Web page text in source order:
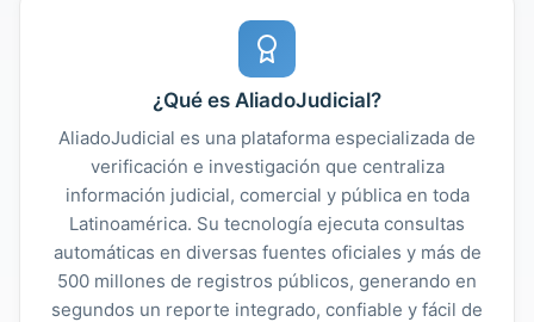
¿Qué es AliadoJudicial?
AliadoJudicial es una plataforma especializada de
verificación e investigación que centraliza
información judicial, comercial y pública en toda
Latinoamérica. Su tecnología ejecuta consultas
automáticas en diversas fuentes oficiales y más de
500 millones de registros públicos, generando en
segundos un reporte integrado, confiable y fácil de